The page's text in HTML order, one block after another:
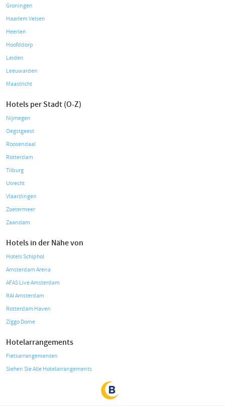
Groningen
Haarlem Velsen
Heerlen
Hoofddorp
Leiden
Leeuwarden
Maastricht
Hotels per Stadt (O-Z)
Nijmegen
Oegstgeest
Roosendaal
Rotterdam
Tilburg
Utrecht
Vlaardingen
Zoetermeer
Zaandam
Hotels in der Nähe von
Hotels Schiphol
Amsterdam Arena
AFAS Live Amsterdam
RAI Amsterdam
Rotterdam Haven
Ziggo Dome
Hotelarrangements
Fietsarrangementen
Siehen Sie Alle Hotelarrangements